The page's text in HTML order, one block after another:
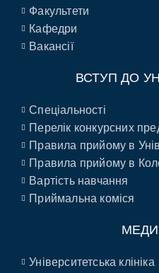
Факультети
Кафедри
Вакансії
ВСТУП ДО
Спеціальності
Перелік конкурсних
Правила прийому в
Правила прийому в
Вартість навчання
Приймальна коміся
Університетська клініка